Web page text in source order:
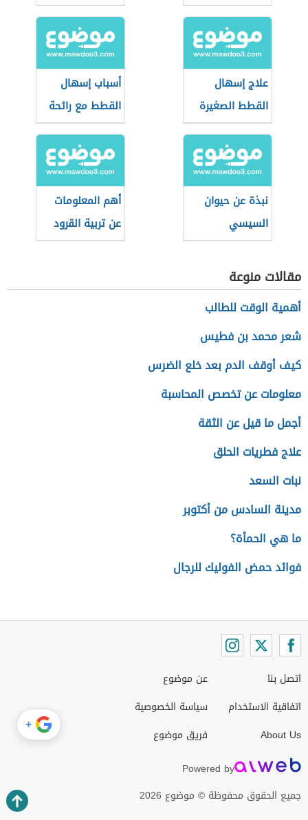
علاج إسهال
القطط الصغيرة
بالنشا
أسباب إسهال
القطط مع رائحة
كريهة
نبذة عن حيوان
السيسي
أهم المعلومات
عن تربية القرود
المنزلية
مقالات منوعة
أهمية الوقت للطالب
شعر محمد بن فطيس
كيف أوقف الدم بعد خلع الضرس
معلومات عن تخصص المحاسبة
أجمل ما قيل عن الثقة
علاج فطريات الحلق
نبات السعد
مدينة السادس من أكتوبر
ما هي الحمأة؟
فوائد حمض الفوليك للرجال
اتصل بنا
اتفاقية الاستخدام
About Us
عن موضوع
سياسة الخصوصية
فريق موضوع
Powered by
جميع الحقوق محفوظة © موضوع 2026
+